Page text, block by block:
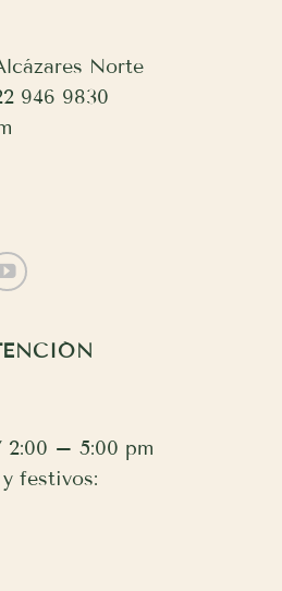
Norte
946 9830
2:00 – 5:00 pm
festivos: